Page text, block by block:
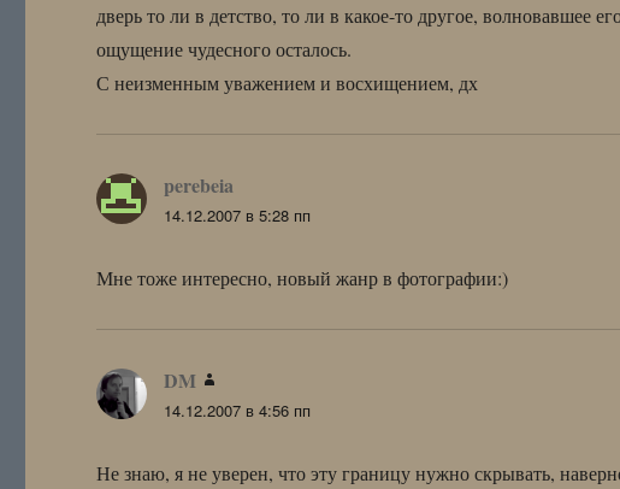
дверь то ли в детство, то ли в какое-то другое, волновавшее
ощущение чудесного осталось.
С неизменным уважением и восхищением, дх
perebeia
14.12.2007 в 5:28 пп
Мне тоже интересно, новый жанр в фотографии:)
DM
14.12.2007 в 4:56 пп
Не знаю, я не уверен, что эту границу нужно скрывать,